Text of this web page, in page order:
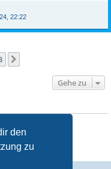
den
zu
22:22
Gehe zu
erstellen.